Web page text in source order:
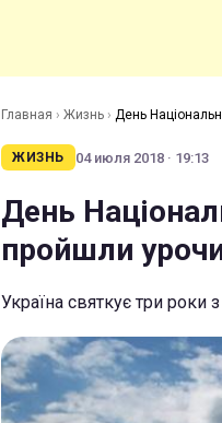
Главная › Жизнь › День
ЖИЗНЬ 04 июля 2018 · 19:13
День
пройшли
Україна святкує три роки